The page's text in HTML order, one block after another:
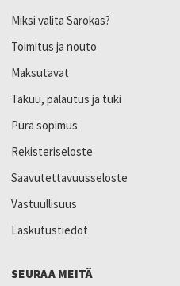
Miksi valita Sarokas?
Toimitus ja nouto
Maksutavat
Takuu, palautus ja tuki
Pura sopimus
Rekisteriseloste
Saavutettavuusseloste
Vastuullisuus
Laskutustiedot
SEURAA MEITÄ